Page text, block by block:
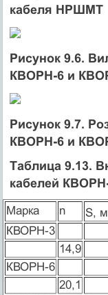
кабеля НРШМТ
Рисунок 9.6.
КВОРН-6 и
Рисунок 9.7.
КВОРН-6 и
Таблица 9.13.
кабелей
Марка n S,
КВОРН-3
14,9
КВОРН-6
20,1